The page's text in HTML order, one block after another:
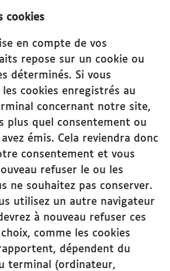
cookies
en compte de vos
repose sur un cookie ou
déterminés. Si vous
cookies enregistrés au
concernant notre site,
plus quel consentement ou
émis. Cela reviendra donc
consentement et vous
refuser le ou les
ne souhaitez pas conserver.
utilisez un autre navigateur
à nouveau refuser ces
comme les cookies
dépendent du
terminal (ordinateur,